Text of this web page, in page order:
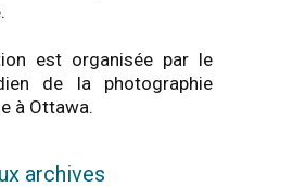
est organisée par le
de la photographie
à Ottawa.
archives